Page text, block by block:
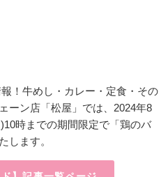
！牛めし・カレー・定食・その
ーン店「松屋」では、 2024年8
時までの期間限定で「鶏のバ
します。